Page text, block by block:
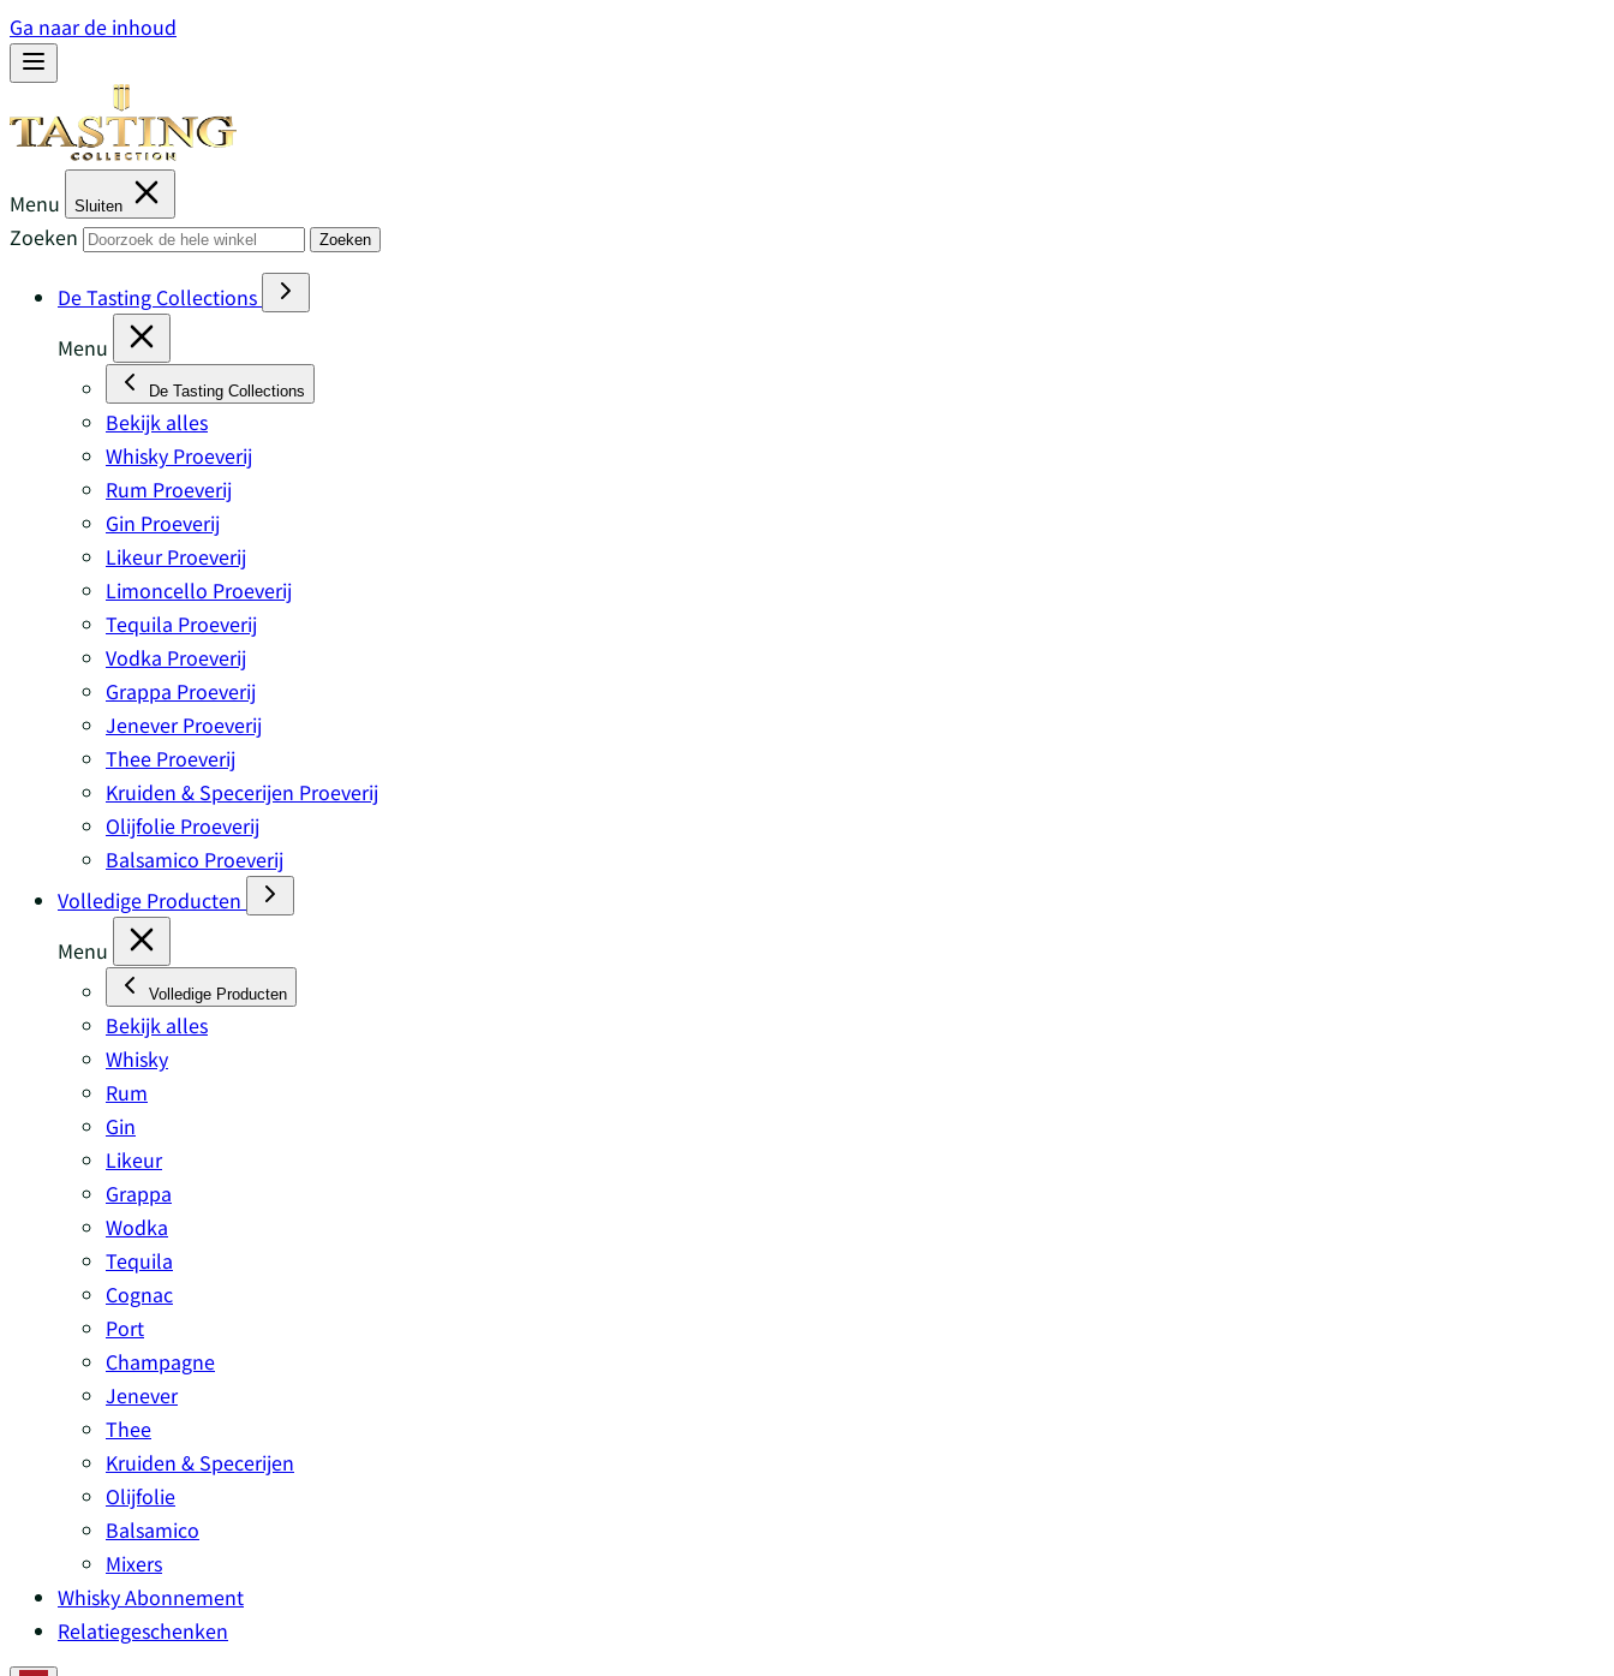
Ga naar de inhoud
Menu Sluiten
Zoeken Zoeken
De Tasting Collections
Menu
De Tasting Collections
Bekijk alles
Whisky Proeverij
Rum Proeverij
Gin Proeverij
Likeur Proeverij
Limoncello Proeverij
Tequila Proeverij
Vodka Proeverij
Grappa Proeverij
Jenever Proeverij
Thee Proeverij
Kruiden & Specerijen Proeverij
Olijfolie Proeverij
Balsamico Proeverij
Volledige Producten
Menu
Volledige Producten
Bekijk alles
Whisky
Rum
Gin
Likeur
Grappa
Wodka
Tequila
Cognac
Port
Champagne
Jenever
Thee
Kruiden & Specerijen
Olijfolie
Balsamico
Mixers
Whisky Abonnement
Relatiegeschenken